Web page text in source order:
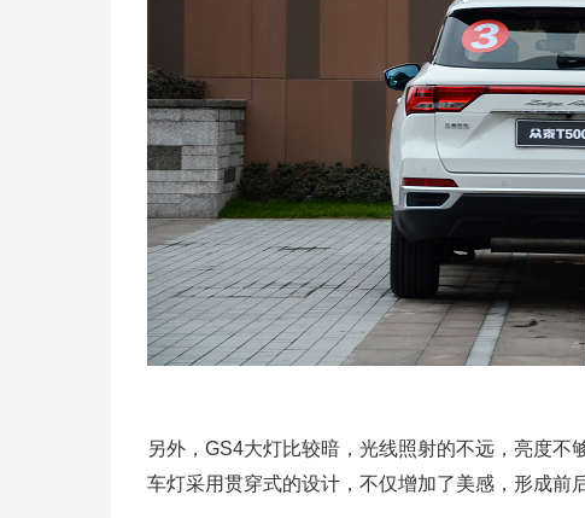
另外，GS4大灯比较暗，光线照射的不远，亮度
车灯采用贯穿式的设计，不仅增加了美感，形成前